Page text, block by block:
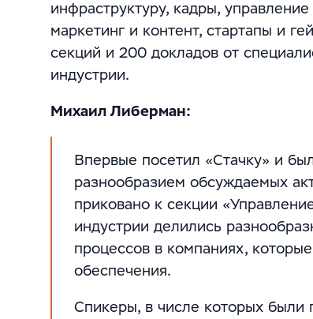
инфраструктуру, кадры,
маркетинг и контент, стартапы и
секций и 200 докладов от
индустрии.
Михаил Либерман:
Впервые посетил «Стачку» и
разнообразием обсуждаемых
приковано к секции
индустрии делились
процессов в компаниях,
обеспечения.
Спикеры, в числе которых были